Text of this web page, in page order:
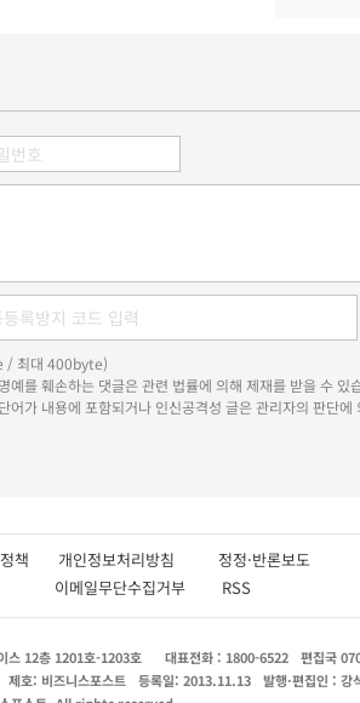
/ 최대 400byte)
예를 훼손하는 댓글은 관련 법률에 의해 제재를 받을 수 있
어가 내용에 포함되거나 인신공격성 글은 관리자의 판단에
정책 개인정보처리방침 정정·반론보도
이메일무단수집거부 RSS
스 12층 1201호-1203호 대표전화 : 1800-6522 편집국
제호: 비즈니스포스트 등록일: 2013.11.13 발행·편집인 : 강